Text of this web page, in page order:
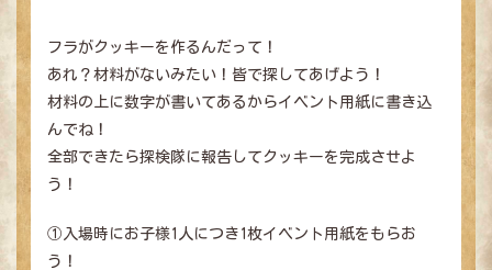
フラがクッキーを作るんだって！
あれ？材料がないみたい！皆で探してあげよう！
材料の上に数字が書いてあるからイベント用紙に書き込
んでね！
全部できたら探検隊に報告してクッキーを完成させよ
う！
①入場時にお子様1人につき1枚イベント用紙をもらお
う！